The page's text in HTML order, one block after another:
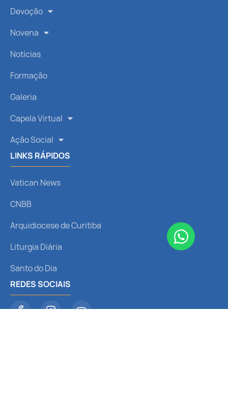
Devoção
Novena
Notícias
Formação
Galeria
Capela Virtual
Ação Social
LINKS RÁPIDOS
Vatican News
CNBB
Arquidiocese de Curitiba
Liturgia Diária
Santo do Dia
REDES SOCIAIS